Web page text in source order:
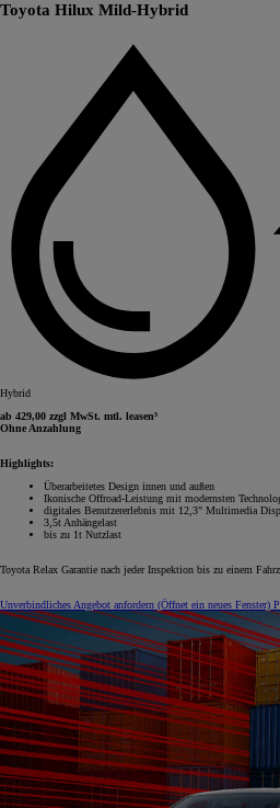
Toyota Hilux Mild-Hybrid
Hybrid
ab 429,00 zzgl MwSt. mtl. leasen⁵
Ohne Anzahlung
Highlights:
Überarbeitetes Design innen und außen
Ikonische Offroad-Leistung mit modernsten
digitales Benutzererlebnis mit 12,3" Multimedia
3,5t Anhängelast
bis zu 1t Nutzlast
Toyota Relax Garantie nach jeder Inspektion bis zu einem
Unverbindliches Angebot anfordern (Öffnet ein neues Fenster)